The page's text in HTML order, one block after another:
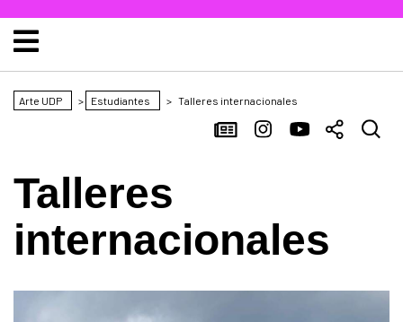
Arte UDP > Estudiantes > Talleres internacionales
Talleres
internacionales